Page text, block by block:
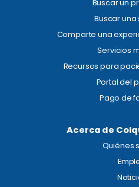
Buscar un
Buscar una
Comparte una
Servicios
Recursos para
Portal del
Pago de
Acerca de
Quiénes